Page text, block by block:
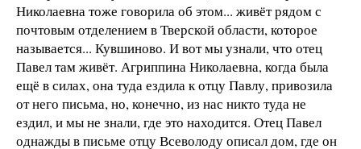
Николаевна тоже говорила об этом... живёт рядом с
почтовым отделением в Тверской области, которое
называется... Кувшиново. И вот мы узнали, что отец
Павел там живёт. Агриппина Николаевна, когда была
ещё в силах, она туда ездила к отцу Павлу, привозила
от него письма, но, конечно, из нас никто туда не
ездил, и мы не знали, где это находится. Отец Павел
однажды в письме отцу Всеволоду описал дом, где он